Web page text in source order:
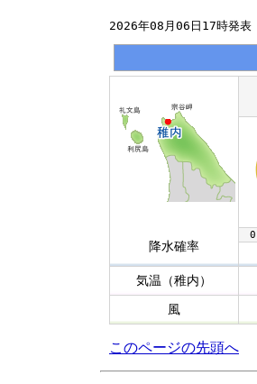
2026年08月06日17時発表
降水確率
気温（稚内）
風
このページの先頭へ